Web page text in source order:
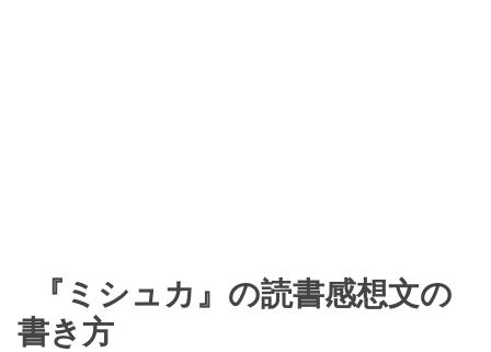
『ミシュカ』の読書感想文の
書き方